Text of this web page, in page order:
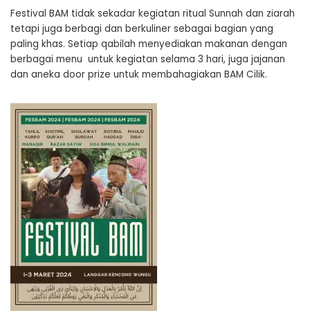
Festival BAM tidak sekadar kegiatan ritual Sunnah dan ziarah
tetapi juga berbagi dan berkuliner sebagai bagian yang
paling khas. Setiap qabilah menyediakan makanan dengan
berbagai menu untuk kegiatan selama 3 hari, juga jajanan
dan aneka door prize untuk membahagiakan BAM Cilik.